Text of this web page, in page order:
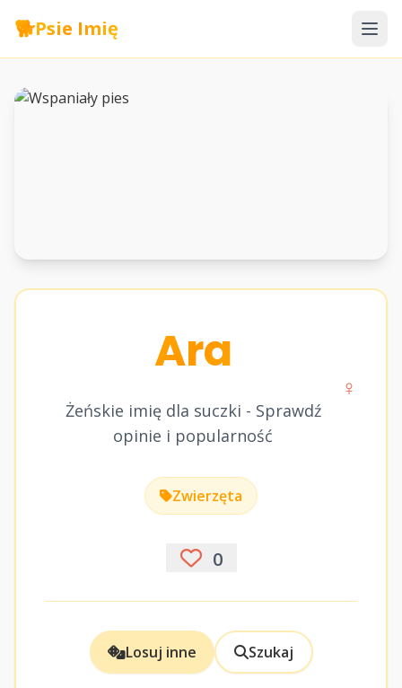
🐕Psie Imię
Ara
Żeńskie imię dla suczki - Sprawdź
opinie i popularność
♀
Zwierzęta
0
Losuj inne Szukaj